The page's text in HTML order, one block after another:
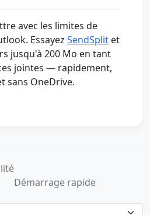
avec les limites de
Essayez SendSplit et
jusqu'à 200 Mo en tant
jointes — rapidement,
sans OneDrive.
Démarrage rapide